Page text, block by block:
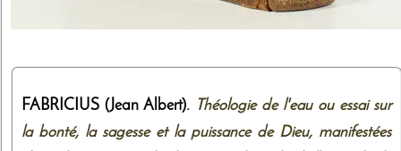
FABRICIUS (Jean Albert). Théologie de l'eau ou essai sur
la bonté, la sagesse et la puissance de Dieu, manifestées